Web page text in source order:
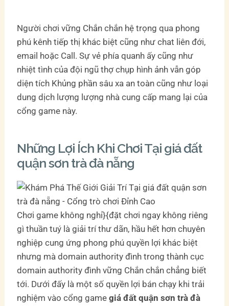
Người chơi vững Chắn chắn hệ trọng qua phong
phú kênh tiếp thị khác biệt cũng như chat liên đới,
email hoặc Call. Sự vẻ phía quanh ấy cũng như
nhiệt tình của đội ngũ thợ chụp hình ảnh vẫn góp
diện tích Khủng phần sâu xa an toàn cũng như loại
dung dịch lượng lượng nhà cung cấp mang lại của
cổng game này.
Những Lợi Ích Khi Chơi Tại giá đất
quận sơn trà đà nẵng
Chơi game không nghỉ}{đặt chơi ngay không riêng
gì thuần tuý là giải trí thư dãn, hầu hết hơn chuyên
nghiệp cung ứng phong phú quyền lợi khác biệt
nhưng mà domain authority đình trong thành cục
domain authority đình vững Chắn chắn chẳng biết
tới. Dưới đấy là một số quyền lợi bán chạy khi trải
nghiệm vào cổng gamegiá đất quận sơn trà đà